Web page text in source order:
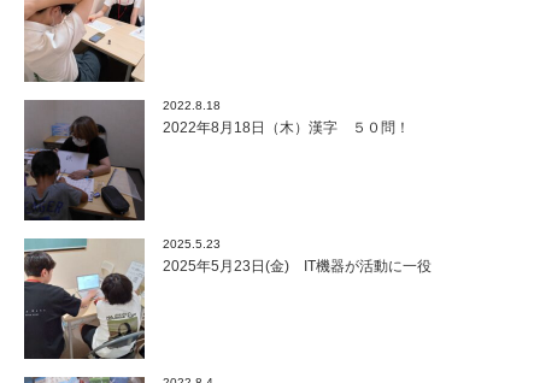
2022.8.18
2022年8月18日（木）漢字 ５０問！
2025.5.23
2025年5月23日(金) IT機器が活動に一役